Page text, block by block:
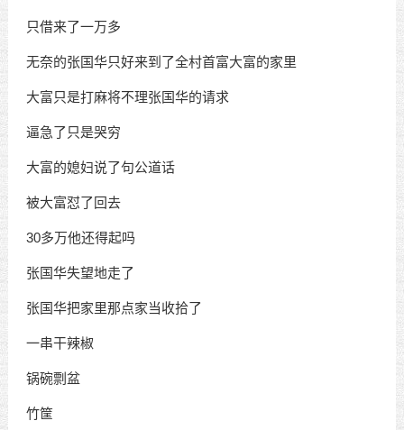
只借来了一万多
无奈的张国华只好来到了全村首富大富的家里
大富只是打麻将不理张国华的请求
逼急了只是哭穷
大富的媳妇说了句公道话
被大富怼了回去
30多万他还得起吗
张国华失望地走了
张国华把家里那点家当收拾了
一串干辣椒
锅碗剽盆
竹筐